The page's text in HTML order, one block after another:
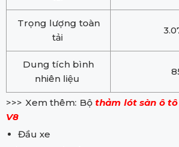
Trọng lượng toàn
tải
Dung tích bình
nhiên liệu
>>> Xem thêm: Bộ thảm lót sàn ô
V8
Đầu xe